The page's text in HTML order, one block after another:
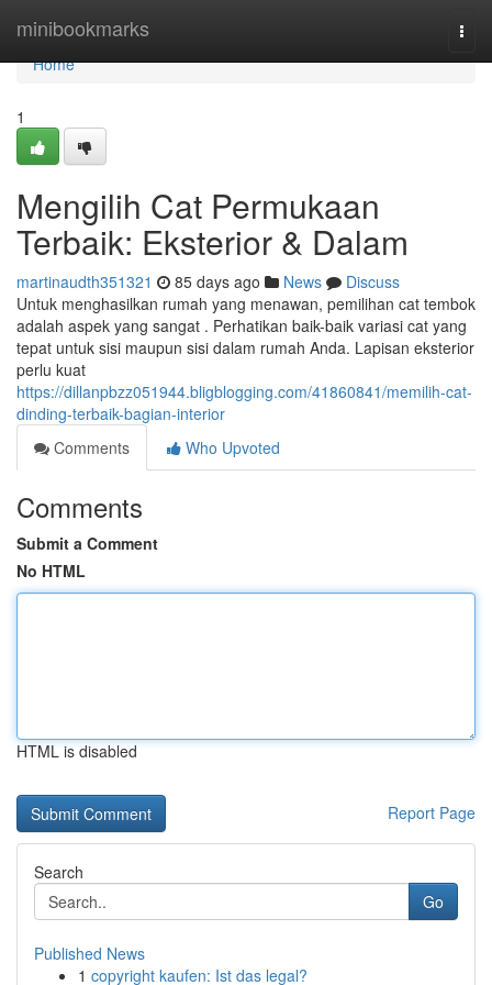
minibookmarks
Home
Home
1
Mengilih Cat Permukaan
Terbaik: Eksterior & Dalam
martinaudth351321 85 days ago News
Discuss
Untuk menghasilkan rumah yang menawan, pemilihan cat tembok
adalah aspek yang sangat . Perhatikan baik-baik variasi cat yang
tepat untuk sisi maupun sisi dalam rumah Anda. Lapisan eksterior
perlu kuat
https://dillanpbzz051944.bligblogging.com/41860841/memilih-cat-
dinding-terbaik-bagian-interior
Comments
Who Upvoted
Comments
Submit a Comment
No HTML
HTML is disabled
Report Page
Search
Go
Published News
1 copyright kaufen: Ist das legal?